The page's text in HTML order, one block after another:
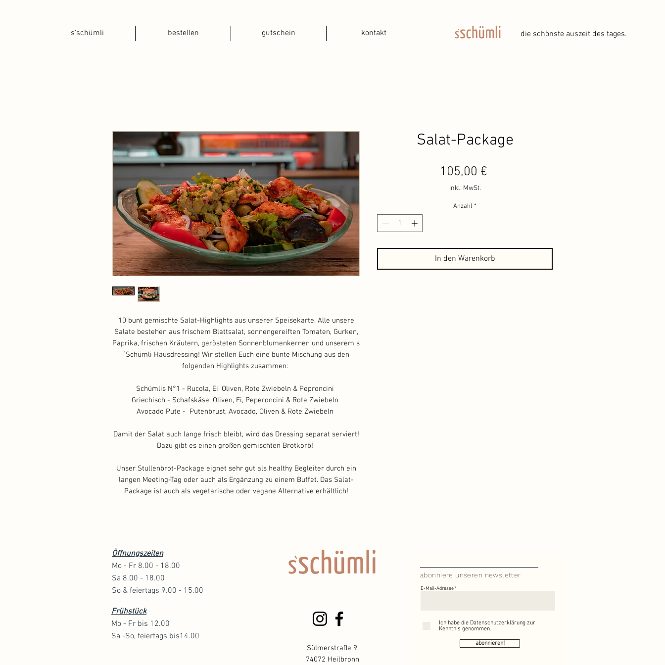
s'schümli bestellen gutschein kontakt die schönste auszeit des tages.
10 bunt gemischte Salat-Highlights aus unserer Speisekarte. Alle unsere
Salate bestehen aus frischem Blattsalat, sonnengereiften Tomaten, Gurken,
Paprika, frischen Kräutern, gerösteten Sonnenblumenkernen und unserem s
´Schümli Hausdressing! Wir stellen Euch eine bunte Mischung aus den
folgenden Highlights zusammen:
Schümlis N°1 - Rucola, Ei, Oliven, Rote Zwiebeln & Peproncini
Griechisch - Schafskäse, Oliven, Ei, Peperoncini & Rote Zwiebeln
Avocado Pute - Putenbrust, Avocado, Oliven & Rote Zwiebeln
Damit der Salat auch lange frisch bleibt, wird das Dressing separat serviert!
Dazu gibt es einen großen gemischten Brotkorb!
Unser Stullenbrot-Package eignet sehr gut als healthy Begleiter durch ein
langen Meeting-Tag oder auch als Ergänzung zu einem Buffet. Das Salat-
Package ist auch als vegetarische oder vegane Alternative erhältlich!
Salat-Package
105,00 €
inkl. MwSt.
Anzahl *
In den Warenkorb
Öffnungszeiten
Mo - Fr 8.00 - 18.00
Sa 8.00 - 18.00
So & feiertags 9.00 - 15.00
Frühstück
Mo - Fr bis 12.00
Sa -So, feiertags bis14.00
Sülmerstraße 9,
74072 Heilbronn
abonniere unseren newsletter
E-Mail-Adresse
Ich habe die Datenschutzerklärung zur
Kenntnis genommen.
abonnieren!